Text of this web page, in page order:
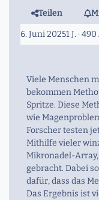
Teilen
6. Juni 20251 J. ·
Viele Menschen
bekommen
Spritze. Diese
wie
Forscher testen
Mithilfe vieler
Mikronadel-
gebracht. Dabei
dafür, dass das
Das Ergebnis ist